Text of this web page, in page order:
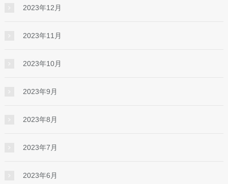
2023年12月
2023年11月
2023年10月
2023年9月
2023年8月
2023年7月
2023年6月